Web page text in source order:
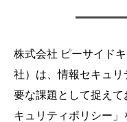
株式会社 ピーサイド
社）は、情報セキュ
要な課題として捉えて
キュリティポリシー」